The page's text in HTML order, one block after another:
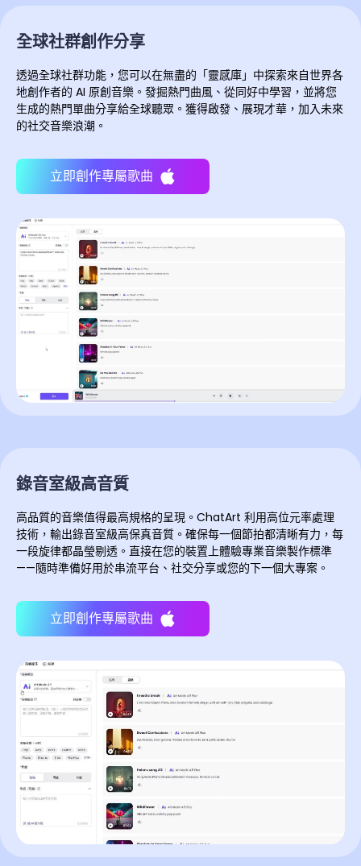
全球社群創作分享
透過全球社群功能，您可以在無盡的「靈感庫」中探索來自世界各
地創作者的 AI 原創音樂。發掘熱門曲風、從同好中學習，並將您
生成的熱門單曲分享給全球聽眾。獲得啟發、展現才華，加入未來
的社交音樂浪潮。
立即創作專屬歌曲
錄音室級高音質
高品質的音樂值得最高規格的呈現。ChatArt 利用高位元率處理
技術，輸出錄音室級高保真音質。確保每一個節拍都清晰有力，每
一段旋律都晶瑩剔透。直接在您的裝置上體驗專業音樂製作標準
——隨時準備好用於串流平台、社交分享或您的下一個大專案。
立即創作專屬歌曲